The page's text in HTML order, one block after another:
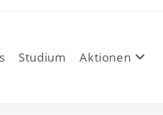
Studium Aktionen